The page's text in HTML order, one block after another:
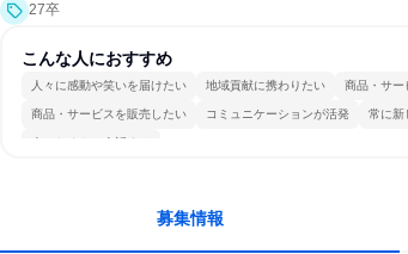
27卒
こんな人におすすめ
人々に感動や笑いを届けたい 地域貢献に携わりたい 商品・サー
商品・サービスを販売したい コミュニケーションが活発 常に新
人とたくさん会話する
募集情報